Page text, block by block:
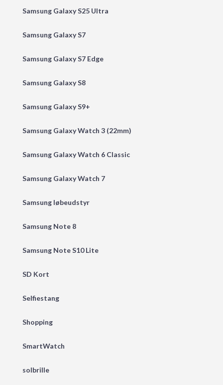
Samsung Galaxy S25 Ultra
Samsung Galaxy S7
Samsung Galaxy S7 Edge
Samsung Galaxy S8
Samsung Galaxy S9+
Samsung Galaxy Watch 3 (22mm)
Samsung Galaxy Watch 6 Classic
Samsung Galaxy Watch 7
Samsung løbeudstyr
Samsung Note 8
Samsung Note S10 Lite
SD Kort
Selfiestang
Shopping
SmartWatch
solbrille